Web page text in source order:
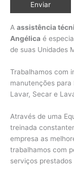
A assistência
Angélica é
de suas Unidades
Trabalhamos com
manutenções para
Lavar, Secar e
Através de uma
treinada
empresa as
trabalhamos com
serviços